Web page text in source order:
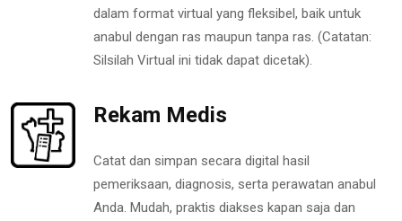
dalam format virtual yang fleksibel, baik untuk
anabul dengan ras maupun tanpa ras. (Catatan:
Silsilah Virtual ini tidak dapat dicetak).
Rekam Medis
Catat dan simpan secara digital hasil
pemeriksaan, diagnosis, serta perawatan anabul
Anda. Mudah, praktis diakses kapan saja dan